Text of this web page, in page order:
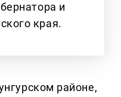
и
края.
районе,